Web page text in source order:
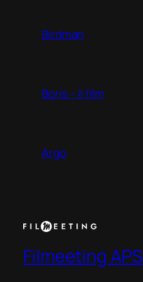
Birdman
Boris – Il film
Argo
Filmeeting APS